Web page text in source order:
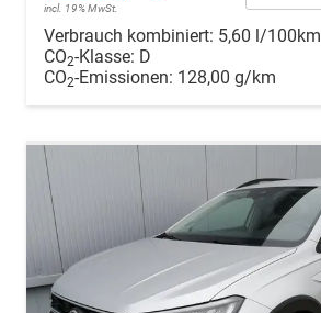
incl. 19% MwSt.
Verbrauch kombiniert: 5,60 l/100km
CO2-Klasse: D
CO2-Emissionen: 128,00 g/km